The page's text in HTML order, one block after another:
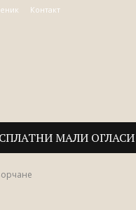
Контакт
МАЛИ ОГЛАСИ